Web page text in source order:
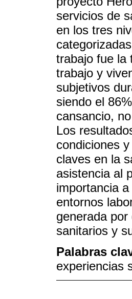
servicios de
en los tres
trabajo fue la
trabajo y
subjetivos
siendo el
cansancio,
Los
condiciones
claves en la
asistencia al
importancia
entornos
generada
sanitarios y
Palabras
experiencias